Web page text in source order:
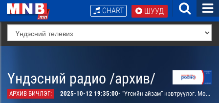
ШУУД
CHART
Үндэсний радио /архив/
АРХИВ БИЧЛЭГ: 2025-10-12 19:35:00- “Үгсийн айзам” нэвтрүүлэг. Монгол ардын “Сандуйтай мод” дуунаас үүдсэн зохиомж /давтана/